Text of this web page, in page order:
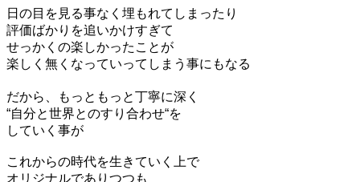
日の目を見る事なく埋もれてしまったり
評価ばかりを追いかけすぎて
せっかくの楽しかったことが
楽しく無くなっていってしまう事にもなる
だから、もっともっと丁寧に深く
“自分と世界とのすり合わせ“を
していく事が
これからの時代を生きていく上で
オリジナルでありつつも